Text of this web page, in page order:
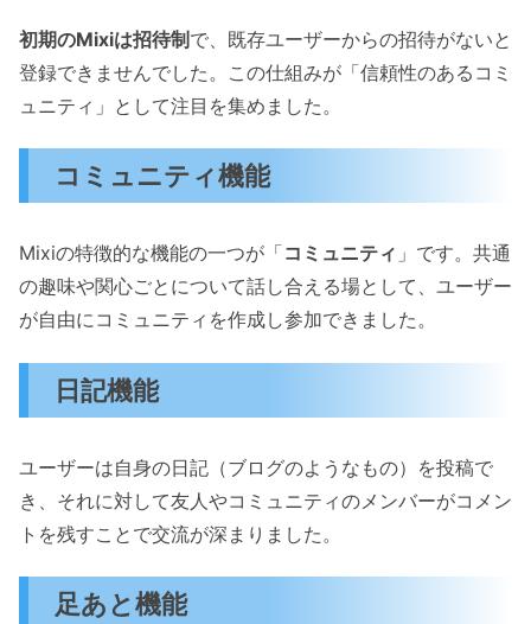
初期のMixiは招待制で、既存ユーザーからの招待がないと
登録できませんでした。この仕組みが「信頼性のあるコミ
ュニティ」として注目を集めました。
コミュニティ機能
Mixiの特徴的な機能の一つが「コミュニティ 」です。共通
の趣味や関心ごとについて話し合える場として、ユーザー
が自由にコミュニティを作成し参加できました。
日記機能
ユーザーは自身の日記（ブログのようなもの）を投稿で
き、それに対して友人やコミュニティのメンバーがコメン
トを残すことで交流が深まりました。
足あと機能